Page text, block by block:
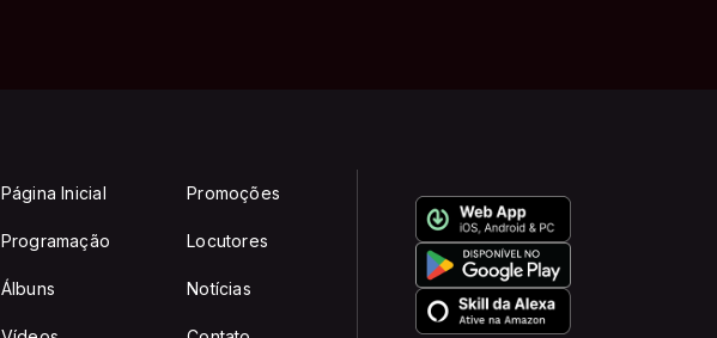
Página Inicial
Programação
Álbuns
Promoções
Locutores
Notícias